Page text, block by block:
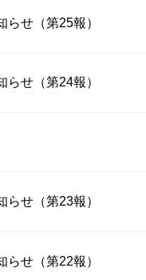
せ（第25報）
せ（第24報）
せ（第23報）
せ（第22報）